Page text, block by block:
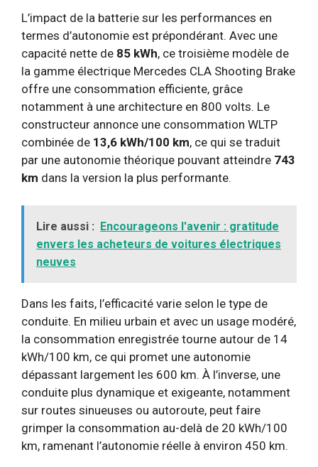
L’impact de la batterie sur les performances en
termes d’autonomie est prépondérant. Avec une
capacité nette de 85 kWh, ce troisième modèle de
la gamme électrique Mercedes CLA Shooting Brake
offre une consommation efficiente, grâce
notamment à une architecture en 800 volts. Le
constructeur annonce une consommation WLTP
combinée de 13,6 kWh/100 km, ce qui se traduit
par une autonomie théorique pouvant atteindre 743
km dans la version la plus performante.
Lire aussi : Encourageons l'avenir : gratitude
envers les acheteurs de voitures électriques
neuves
Dans les faits, l’efficacité varie selon le type de
conduite. En milieu urbain et avec un usage modéré,
la consommation enregistrée tourne autour de 14
kWh/100 km, ce qui promet une autonomie
dépassant largement les 600 km. À l’inverse, une
conduite plus dynamique et exigeante, notamment
sur routes sinueuses ou autoroute, peut faire
grimper la consommation au-delà de 20 kWh/100
km, ramenant l’autonomie réelle à environ 450 km.